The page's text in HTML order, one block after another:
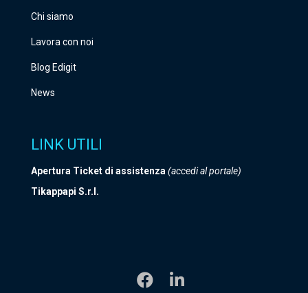
Chi siamo
Lavora con noi
Blog Edigit
News
LINK UTILI
Apertura Ticket di assistenza(accedi al portale)
Tikappapi S.r.l.